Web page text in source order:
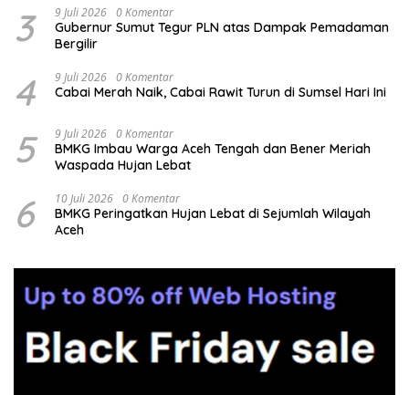
3 9 Juli 2026 0 Komentar
Gubernur Sumut Tegur PLN atas Dampak Pemadaman
Bergilir
4 9 Juli 2026 0 Komentar
Cabai Merah Naik, Cabai Rawit Turun di Sumsel Hari Ini
5 9 Juli 2026 0 Komentar
BMKG Imbau Warga Aceh Tengah dan Bener Meriah
Waspada Hujan Lebat
6 10 Juli 2026 0 Komentar
BMKG Peringatkan Hujan Lebat di Sejumlah Wilayah
Aceh